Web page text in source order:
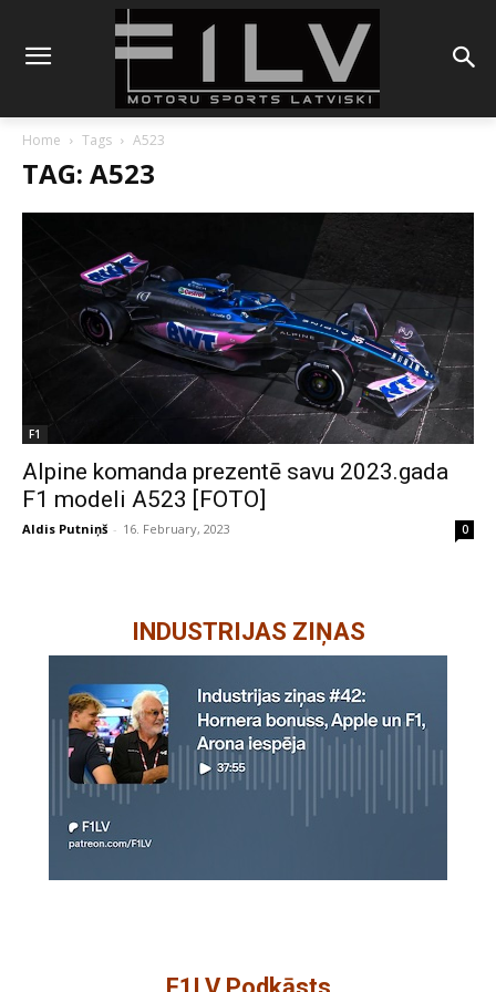
Home Tags A523
TAG: A523
F1
Alpine komanda prezentē savu 2023.gada
F1 modeli A523 [FOTO]
Aldis Putniņš - 16. February, 2023 0
INDUSTRIJAS ZIŅAS